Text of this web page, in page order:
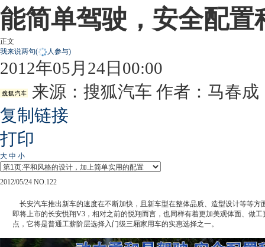
能简单驾驶，安全配置
正文
我来说两句( 人参与)
2012年05月24日00:00
来源： 搜狐汽车 作者：马春成
复制链接
打印
大 中 小
2012/05/24 NO.122
长安汽车推出新车的速度在不断加快，且新车型在整体品质、造型设计等等方
即将上市的长安悦翔V3，相对之前的悦翔而言，也同样有着更加美观体面、做
点，它将是普通工薪阶层选择入门级三厢家用车的实惠选择之一。